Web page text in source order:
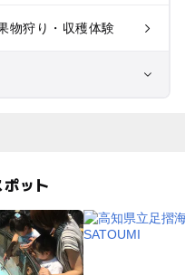
物狩り・収穫体験
物園・フラワーパー
ット